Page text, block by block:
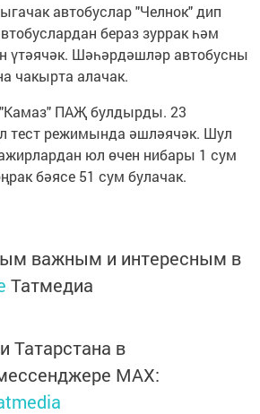
автобуслар "Челнок" дип
бераз зуррак һәм
үтәячәк. Шәһәрдәшләр автобусны
чакырта алачак.
ПАҖ булдырды. 23
тест режимында әшләячәк. Шул
юл өчен нибары 1 сум
бәясе 51 сум булачак.
важным и интересным в
Татмедиа
Татарстана в
MАХ: